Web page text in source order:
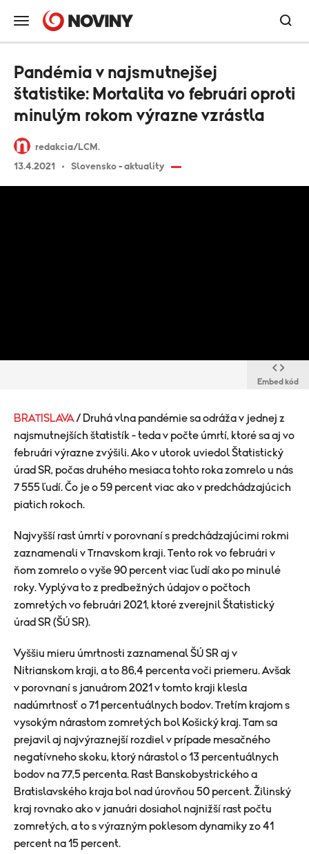
redakcia/LCM.
13.4.2021
Slovensko - aktuality
Pandémia v najsmutnejšej
štatistike: Mortalita vo februári oproti
minulým rokom výrazne vzrástla
Embed kód
BRATISLAVA / Druhá vlna pandémie sa odráža v jednej z
najsmutnejších štatistík - teda v počte úmrtí, ktoré sa aj vo
februári výrazne zvýšili. Ako v utorok uviedol Štatistický
úrad SR, počas druhého mesiaca tohto roka zomrelo u nás
7 555 ľudí. Čo je o 59 percent viac ako v predchádzajúcich
piatich rokoch.
Najvyšší rast úmrtí v porovnaní s predchádzajúcimi rokmi
zaznamenali v Trnavskom kraji. Tento rok vo februári v
ňom zomrelo o vyše 90 percent viac ľudí ako po minulé
roky. Vyplýva to z predbežných údajov o počtoch
zomretých vo februári 2021, ktoré zverejnil Štatistický
úrad SR (ŠÚ SR).
Vyššiu mieru úmrtnosti zaznamenal ŠÚ SR aj v
Nitrianskom kraji, a to 86,4 percenta voči priemeru. Avšak
v porovnaní s januárom 2021 v tomto kraji klesla
nadúmrtnosť o 71 percentuálnych bodov. Tretím krajom s
vysokým nárastom zomretých bol Košický kraj. Tam sa
prejavil aj najvýraznejší rozdiel v prípade mesačného
negatívneho skoku, ktorý nárastol o 13 percentuálnych
bodov na 77,5 percenta. Rast Banskobystrického a
Bratislavského kraja bol nad úrovňou 50 percent. Žilinský
kraj rovnako ako v januári dosiahol najnižší rast počtu
zomretých, a to s výrazným poklesom dynamiky zo 41
percent na 15 percent.